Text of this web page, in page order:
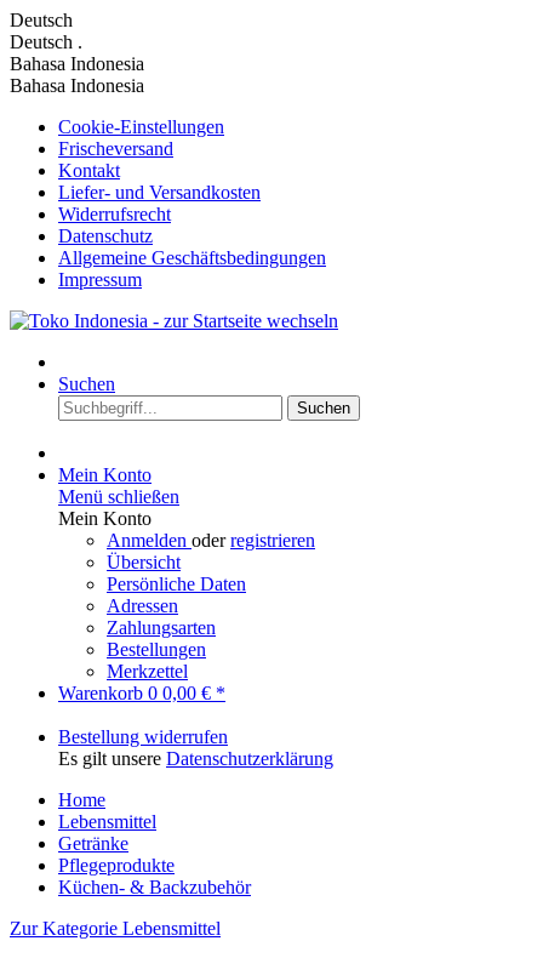
Deutsch
Deutsch .
Bahasa Indonesia
Bahasa Indonesia
Cookie-Einstellungen
Frischeversand
Kontakt
Liefer- und Versandkosten
Widerrufsrecht
Datenschutz
Allgemeine Geschäftsbedingungen
Impressum
Suchen
Suchen
Mein Konto
Menü schließen
Mein Konto
Anmelden oderregistrieren
Übersicht
Persönliche Daten
Adressen
Zahlungsarten
Bestellungen
Merkzettel
Warenkorb 0 0,00 € *
Bestellung widerrufen
Es gilt unsere Datenschutzerklärung
Home
Lebensmittel
Getränke
Pflegeprodukte
Küchen- & Backzubehör
Zur Kategorie Lebensmittel